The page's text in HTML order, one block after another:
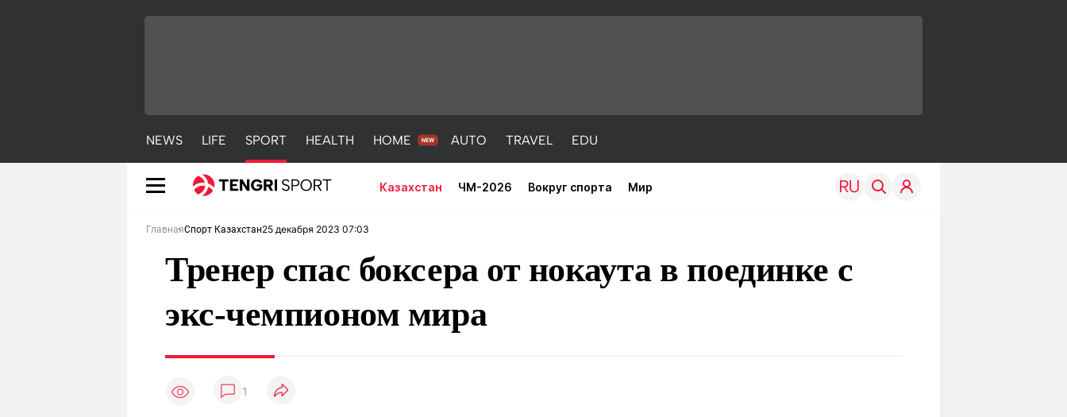
NEWS LIFE SPORT HEALTH HOME AUTO TRAVEL EDU
Казахстан ЧМ-2026 Вокруг спорта Мир
Погода
Полезно
ГлавнаяСпорт Казахстан25 декабря 2023 07:03
Тренер спас боксера от нокаута в поединке с
экс-чемпионом мира
1